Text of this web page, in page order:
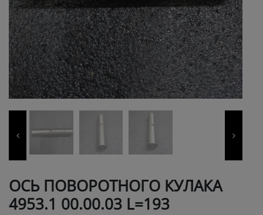
ОСЬ ПОВОРОТНОГО КУЛАКА
4953.1 00.00.03 L=193